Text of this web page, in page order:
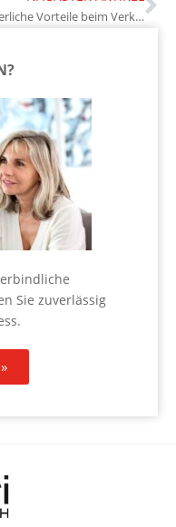
Steuerliche Vorteile beim Verkauf selbstgenutzter Immobilien
Sie zuverlässig